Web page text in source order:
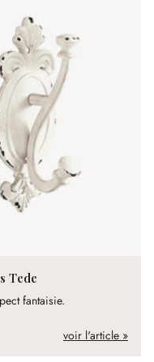
Tede
fantaisie.
voir l'article »